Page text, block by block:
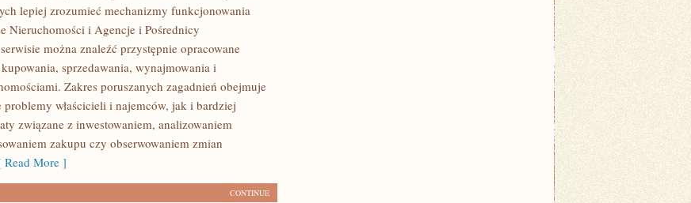
lepiej zrozumieć mechanizmy funkcjonowania
Nieruchomości i Agencje i Pośrednicy
można znaleźć przystępnie opracowane
sprzedawania, wynajmowania i
Zakres poruszanych zagadnień obejmuje
właścicieli i najemców, jak i bardziej
związane z inwestowaniem, analizowaniem
zakupu czy obserwowaniem zmian
Read More ]
CONTINUE